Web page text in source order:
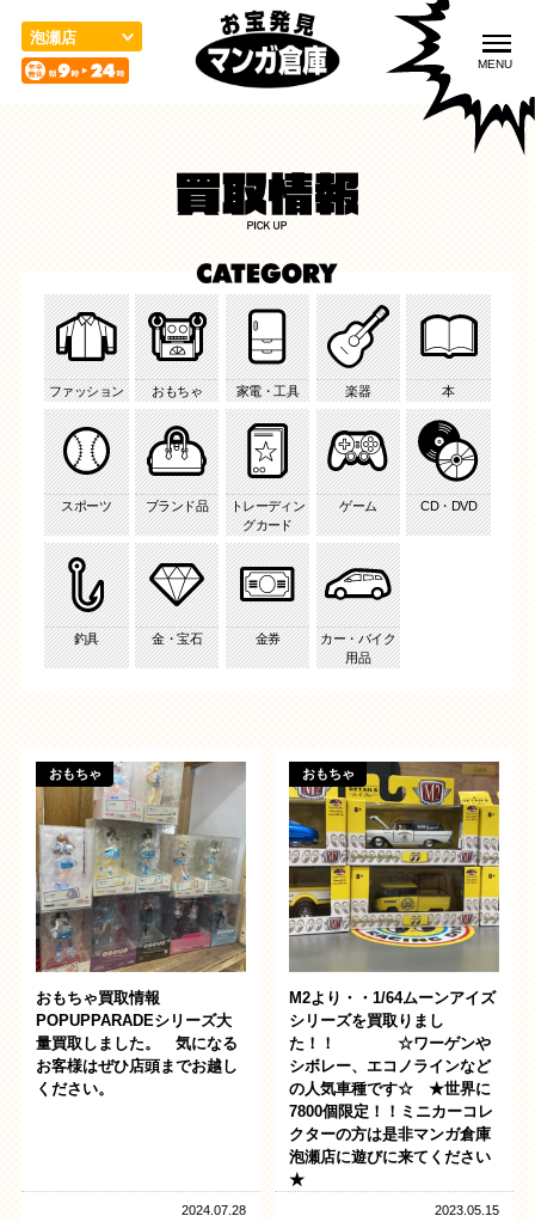
MENU
取扱品目
宅配／出張買取 店舗案内 お問い合わせ
プライバシーポリシー 求人情報
English
公式 カード部
アミューズ 公式
トレトレ倉庫 糸満店
ル店
泡瀬店
ファッション おもちゃ 家電・工具 楽器 本
スポーツ ブランド品
トレーディン
グカード
ゲーム CD・DVD
釣具 金・宝石 金券
カー・バイク
用品
おもちゃ
おもちゃ買取情報
POPUPPARADEシリーズ大
量買取しました。 気になる
お客様はぜひ店頭までお越し
ください。
2024.07.28
おもちゃ
M2より・・1/64ムーンアイズ
シリーズを買取りまし
た！！ ☆ワーゲンや
シボレー、エコノラインなど
の人気車種です☆ ★世界に
7800個限定！！ミニカーコレ
クターの方は是非マンガ倉庫
泡瀬店に遊びに来てください
★
2023.05.15